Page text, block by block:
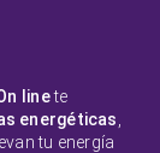
linete
energéticas
tu energía